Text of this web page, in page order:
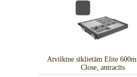
Atvilktne sīklietām Elite
Close, antracīts